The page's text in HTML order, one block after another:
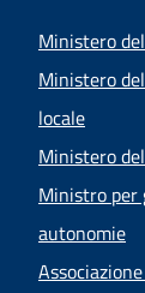
Ministero
Ministero
locale
Ministero
Ministro per
autonomie